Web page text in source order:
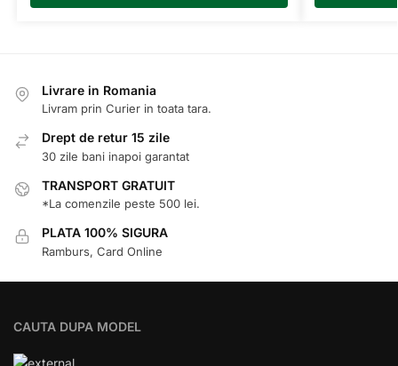
Livrare in Romania
Livram prin Curier in toata tara.
Drept de retur 15 zile
30 zile bani inapoi garantat
TRANSPORT GRATUIT
*La comenzile peste 500 lei.
PLATA 100% SIGURA
Ramburs, Card Online
CAUTA DUPA MODEL